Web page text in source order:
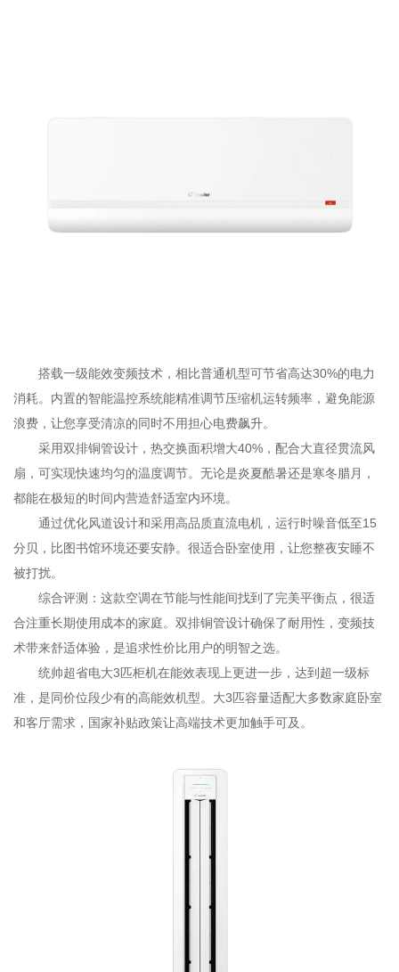
搭载一级能效变频技术，相比普通机型可节省高达30%的电力
消耗。内置的智能温控系统能精准调节压缩机运转频率，避免能源
浪费，让您享受清凉的同时不用担心电费飙升。
采用双排铜管设计，热交换面积增大40%，配合大直径贯流风
扇，可实现快速均匀的温度调节。无论是炎夏酷暑还是寒冬腊月，
都能在极短的时间内营造舒适室内环境。
通过优化风道设计和采用高品质直流电机，运行时噪音低至15
分贝，比图书馆环境还要安静。很适合卧室使用，让您整夜安睡不
被打扰。
综合评测：这款空调在节能与性能间找到了完美平衡点，很适
合注重长期使用成本的家庭。双排铜管设计确保了耐用性，变频技
术带来舒适体验，是追求性价比用户的明智之选。
统帅超省电大3匹柜机在能效表现上更进一步，达到超一级标
准，是同价位段少有的高能效机型。大3匹容量适配大多数家庭卧室
和客厅需求，国家补贴政策让高端技术更加触手可及。